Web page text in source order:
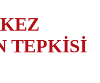
TEPKİSİ